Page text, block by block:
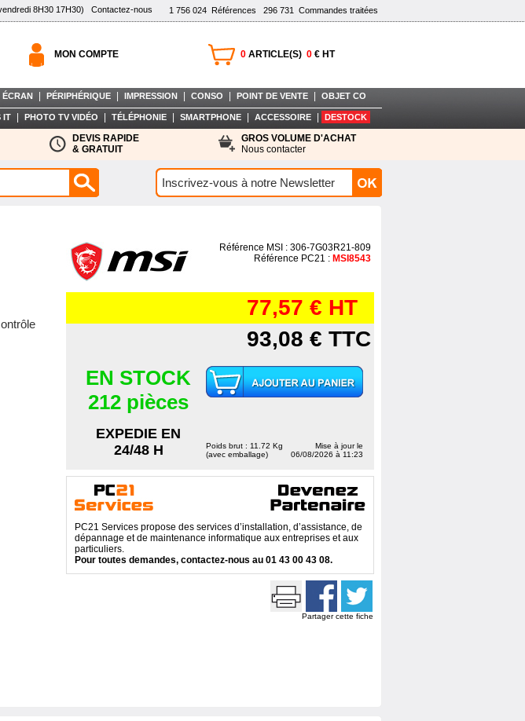
1 756 024 Références 296 731 Commandes traitées
8H30 17H30) Contactez-nous
0 ARTICLE(S) 0 € HT
MON COMPTE
ÉCRAN PÉRIPHÉRIQUE IMPRESSION CONSO POINT DE VENTE OBJET CO
IT PHOTO TV VIDÉO TÉLÉPHONIE SMARTPHONE ACCESSOIRE DESTOCK
DEVIS RAPIDE
& GRATUIT
GROS VOLUME D'ACHAT
Nous contacter
Référence MSI : 306-7G03R21-809
Référence PC21 : MSI8543
77,57 € HT
93,08 € TTC
EN STOCK
212 pièces
EXPEDIE EN
24/48 H
Poids brut : 11.72 Kg
(avec emballage)
Mise à jour le
06/08/2026 à 11:23
PC21 Services propose des services d’installation, d’assistance, de
dépannage et de maintenance informatique aux entreprises et aux
particuliers.
Pour toutes demandes, contactez-nous au 01 43 00 43 08.
Partager cette fiche